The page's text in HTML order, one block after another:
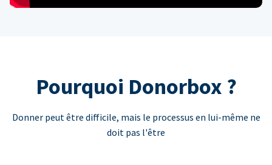
Pourquoi Donorbox ?
Donner peut être difficile, mais le processus en lui-même ne
doit pas l'être